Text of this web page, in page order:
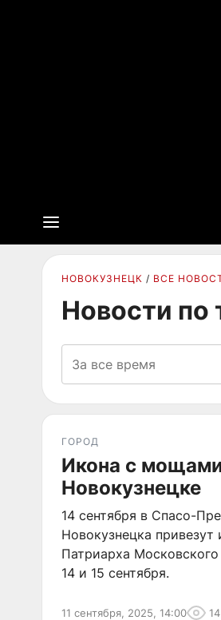
НОВОКУЗНЕЦК ВСЕ
Новости по
ГОРОД
Икона с мощами
Новокузнецке
14 сентября в Спасо-
Новокузнецка
Патриарха
14 и 15 сентября.
11 сентября, 2025, 14:00 14